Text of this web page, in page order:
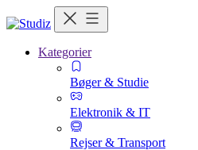
Kategorier
Bøger & Studie
Elektronik & IT
Rejser & Transport